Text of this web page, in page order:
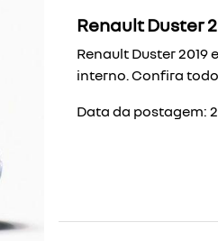
Renault Duster
Renault Duster
interno. Confira
Data da postagem: